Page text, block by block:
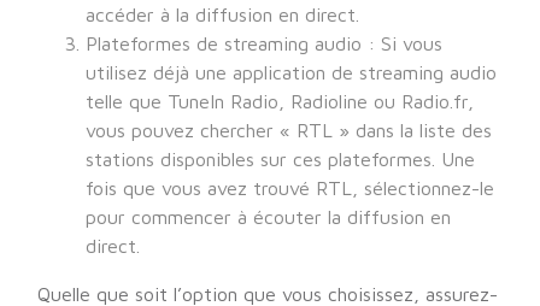
accéder à la diffusion en direct.
Plateformes de streaming audio : Si vous
utilisez déjà une application de streaming audio
telle que TuneIn Radio, Radioline ou Radio.fr,
vous pouvez chercher « RTL » dans la liste des
stations disponibles sur ces plateformes. Une
fois que vous avez trouvé RTL, sélectionnez-le
pour commencer à écouter la diffusion en
direct.
Quelle que soit l’option que vous choisissez, assurez-